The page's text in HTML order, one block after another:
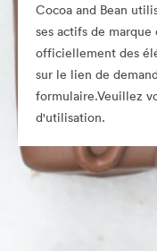
Cocoa and Bean
ses actifs de
officiellement des
sur le lien de
formulaire.Veuillez
d'utilisation.